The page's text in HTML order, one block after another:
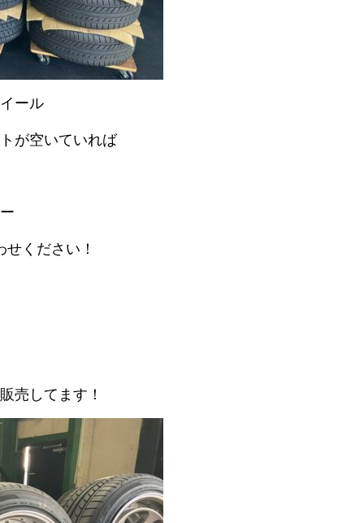
ール
が空いていれば
ください！
売してます！